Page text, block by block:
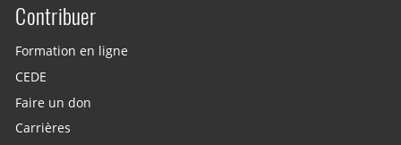
Site menu
Contribuer
Formation en ligne
CEDE
Faire un don
Carrières